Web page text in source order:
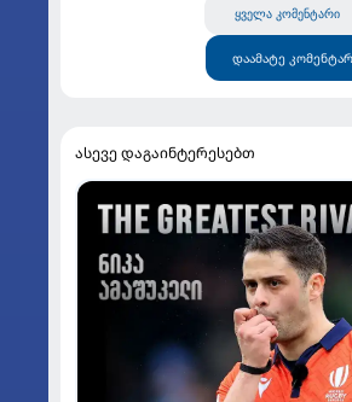
ყველა კომენტარი
დაამატე
ასევე დაგაინტერესებთ